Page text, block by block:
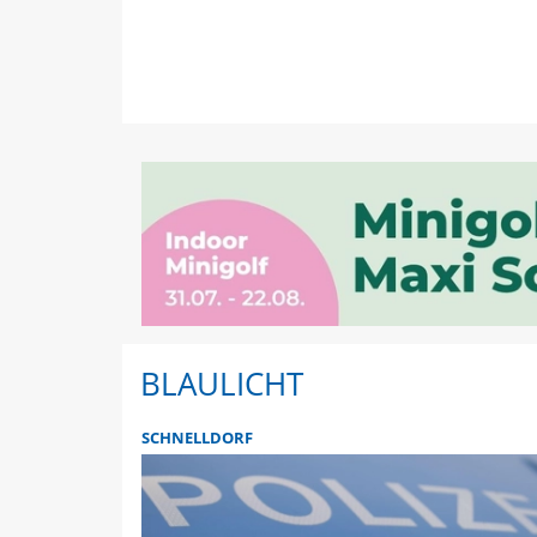
BLAULICHT
SCHNELLDORF